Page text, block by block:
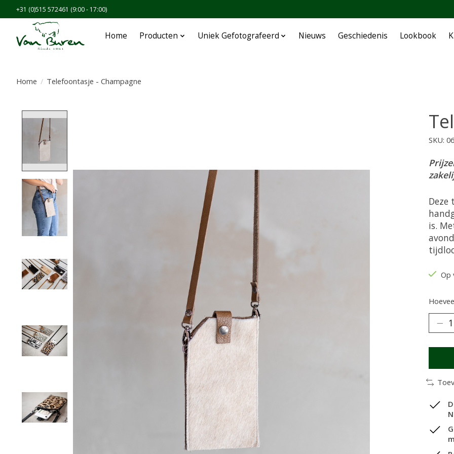
+31 (0)515 572461 (9:00 - 17:00)
Home Producten Uniek Gefotografeerd Nieuws Geschiedenis Lookbook
Home / Telefoontasje - Champagne
SKU:
Deze
is.
Op